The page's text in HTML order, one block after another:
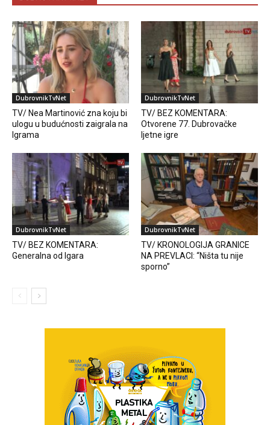
DubrovnikTvNet
TV/ Nea Martinović zna koju bi
ulogu u budućnosti zaigrala na
Igrama
DubrovnikTvNet
TV/ BEZ KOMENTARA:
Otvorene 77. Dubrovačke
ljetne igre
DubrovnikTvNet
TV/ BEZ KOMENTARA:
Generalna od Igara
DubrovnikTvNet
TV/ KRONOLOGIJA GRANICE
NA PREVLACI: “Ništa tu nije
sporno”